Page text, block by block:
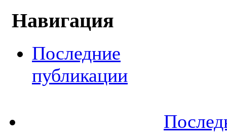
Навигация
Последние
публикации